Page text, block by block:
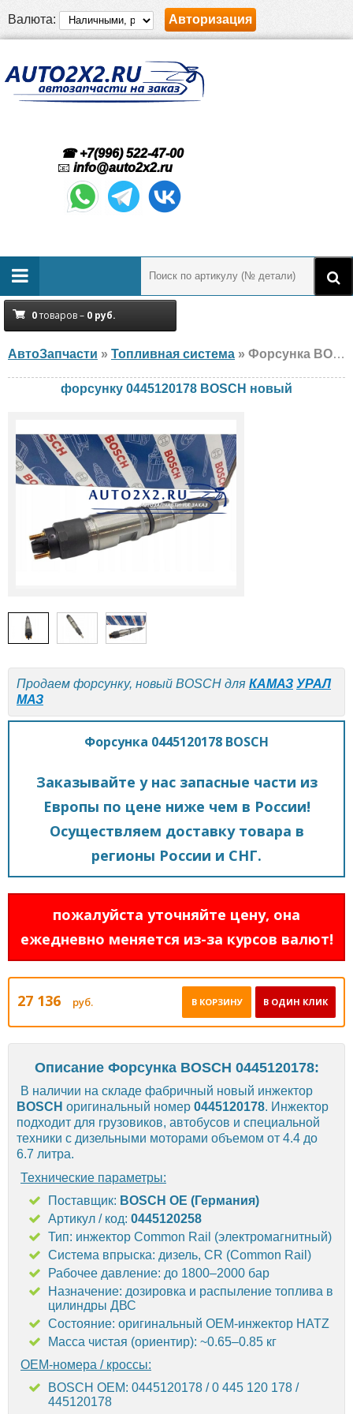
Валюта: Авторизация
☎ +7(996) 522-47-00
📧 info@auto2x2.ru
0товаров – 0 руб.
АвтоЗапчасти » Топливная система » Форсунка BOSCH 0445120178 КАМАЗ, УРАЛ, МАЗ, новый
форсунку 0445120178 BOSCH новый
Продаем форсунку, новый BOSCH для КАМАЗ УРАЛ
МАЗ
Форсунка 0445120178 BOSCH
Заказывайте у нас запасные части из
Европы по цене ниже чем в России!
Осуществляем доставку товара в
регионы России и СНГ.
пожалуйста уточняйте цену, она
ежедневно меняется из-за курсов валют!
27 136 руб. В ОДИН КЛИК
В КОРЗИНУ
Описание Форсунка BOSCH 0445120178:
В наличии на складе фабричный новый инжектор
BOSCH оригинальный номер 0445120178. Инжектор
подходит для грузовиков, автобусов и специальной
техники с дизельными моторами объемом от 4.4 до
6.7 литра.
Технические параметры:
Поставщик: BOSCH OE (Германия)
Артикул / код: 0445120258
Тип: инжектор Common Rail (электромагнитный)
Система впрыска: дизель, CR (Common Rail)
Рабочее давление: до 1800–2000 бар
Назначение: дозировка и распыление топлива в
цилиндры ДВС
Состояние: оригинальный OEM-инжектор HATZ
Масса чистая (ориентир): ~0.65–0.85 кг
OEM-номера / кроссы:
BOSCH OEM: 0445120178 / 0 445 120 178 /
445120178